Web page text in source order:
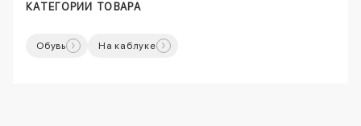
КАТЕГОРИИ ТОВАРА
Обувь На каблуке